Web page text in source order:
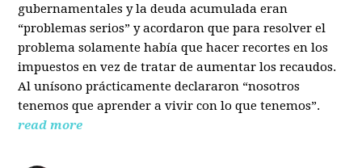
gubernamentales y la deuda acumulada eran
“problemas serios” y acordaron que para resolver el
problema solamente había que hacer recortes en los
impuestos en vez de tratar de aumentar los recaudos.
Al unísono prácticamente declararon “nosotros
tenemos que aprender a vivir con lo que tenemos”.
read more